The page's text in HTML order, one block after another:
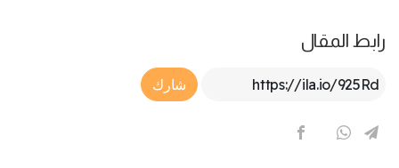
رابط المقال
Article Link
شارك